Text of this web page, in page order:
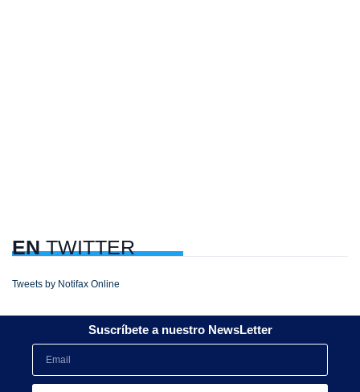
ENTWITTER
Tweets by Notifax Online
Suscríbete a nuestro NewsLetter